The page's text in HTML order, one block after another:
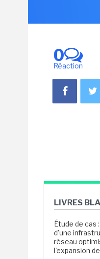
0
Réaction
LIVRES
Étude de cas
d'une
réseau
l'expansion